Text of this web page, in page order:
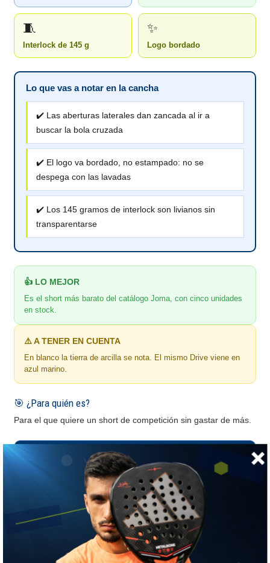
🧵
Interlock de 145 g
✨
Logo bordado
Lo que vas a notar en la cancha
✔️ Las aberturas laterales dan zancada al ir a
buscar la bola cruzada
✔️ El logo va bordado, no estampado: no se
despega con las lavadas
✔️ Los 145 gramos de interlock son livianos sin
transparentarse
👍 LO MEJOR
Es el short más barato del catálogo Joma, con cinco unidades
en stock.
⚠️ A TENER EN CUENTA
En blanco la tierra de arcilla se nota. El mismo Drive viene en
azul marino.
🎯 ¿Para quién es?
Para el que quiere un short de competición sin gastar de más.
📏 GUÍA DE TALLAS
Joma · medidas de tu cuerpo en centímetros
MEDIDA XS S M
68-74 75-82 83-90 91-97